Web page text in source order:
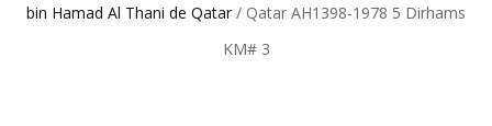
bin Hamad Al Thani de Qatar / Qatar AH1398-1978 5 Dirhams
KM# 3